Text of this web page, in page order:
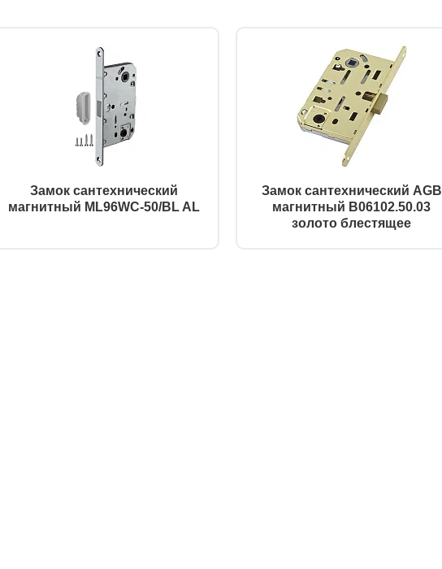
Замок сантехнический
магнитный ML96WC-50/BL AL
Замок сантехнический AGB
магнитный B06102.50.03
золото блестящее